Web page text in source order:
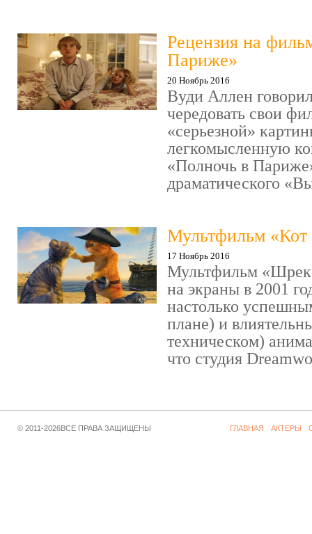
Рецензия на
Париже»
20 Ноябрь 2016
Вуди Аллен
чередовать свои
«серьезной»
легкомысленную
«Полночь в
драматического
Мультфильм «Кот
17 Ноябрь 2016
Мультфильм
на экраны в 2001
настолько
плане) и
техническом)
что студия
© 2011-2026ВСЕ ПРАВА ЗАЩИЩЕНЫ ГЛАВНАЯ АКТЕРЫ